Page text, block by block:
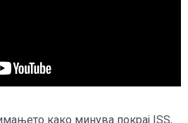
како минува покрај ISS,